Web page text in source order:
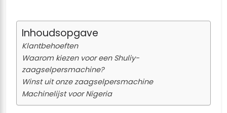
Inhoudsopgave
Klantbehoeften
Waarom kiezen voor een Shuliy-
zaagselpersmachine?
Winst uit onze zaagselpersmachine
Machinelijst voor Nigeria